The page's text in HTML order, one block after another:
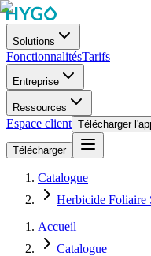
Solutions
FonctionnalitésTarifs
Entreprise
Ressources
Espace client Télécharger
Télécharger
Catalogue
Herbicide Foliaire
Accueil
Catalogue